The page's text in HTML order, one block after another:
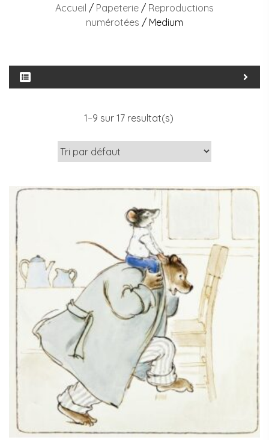
Accueil / Papeterie / Reproductions
numérotées / Medium
1–9 sur 17 resultat(s)